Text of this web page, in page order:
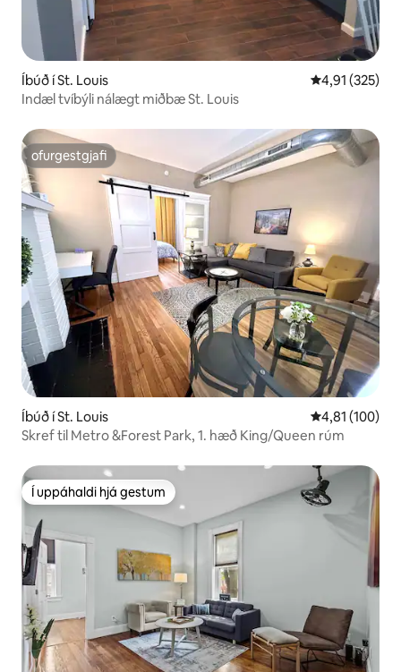
Íbúð í St. Louis 4,91 af 5 í
4,91 (325)
Indæl tvíbýli nálægt miðbæ St. Louis
ofurgestgjafi
ofurgestgjafi
Íbúð í St. Louis 4,81 af 5 í
4,81 (100)
Skref til Metro &Forest Park, 1. hæð King/Queen rúm
Í uppáhaldi hjá gestum
Í uppáhaldi hjá gestum